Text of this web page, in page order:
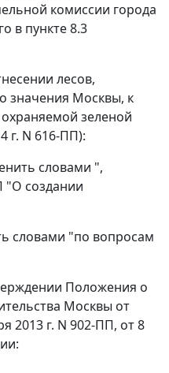
комиссии города
в пункте 8.3
лесов,
значения Москвы, к
зеленой
г. N 616-ПП):
словами ",
"О создании
словами "по вопросам
Положения о
Москвы от
2013 г. N 902-ПП, от 8